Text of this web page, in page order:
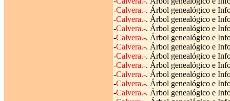
-Calvera.-. Árbol genealógico e
-Calvera.-. Árbol genealógico e
-Calvera.-. Árbol genealógico e
-Calvera.-. Árbol genealógico e
-Calvera.-. Árbol genealógico e
-Calvera.-. Árbol genealógico e
-Calvera.-. Árbol genealógico e
-Calvera.-. Árbol genealógico e
-Calvera.-. Árbol genealógico e
-Calvera.-. Árbol genealógico e